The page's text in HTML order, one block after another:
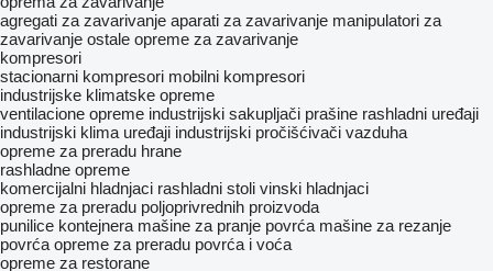
agregati za zavarivanje aparati za zavarivanje manipulatori za
zavarivanje ostale opreme za zavarivanje
kompresori
stacionarni kompresori mobilni kompresori
industrijske klimatske opreme
ventilacione opreme industrijski sakupljači prašine rashladni uređaji
industrijski klima uređaji industrijski pročišćivači vazduha
opreme za preradu hrane
rashladne opreme
komercijalni hladnjaci rashladni stoli vinski hladnjaci
opreme za preradu poljoprivrednih proizvoda
punilice kontejnera mašine za pranje povrća mašine za rezanje
povrća opreme za preradu povrća i voća
opreme za restorane